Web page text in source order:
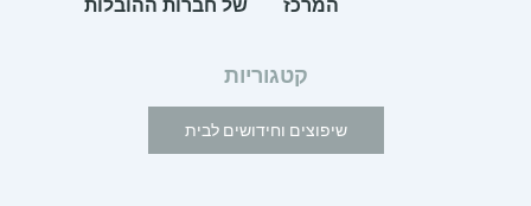
המרכז
של חברות ההובלות
קטגוריות
שיפוצים וחידושים לבית